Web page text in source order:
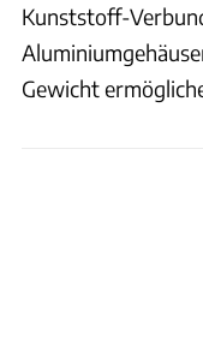
Kunststoff-
Gewicht